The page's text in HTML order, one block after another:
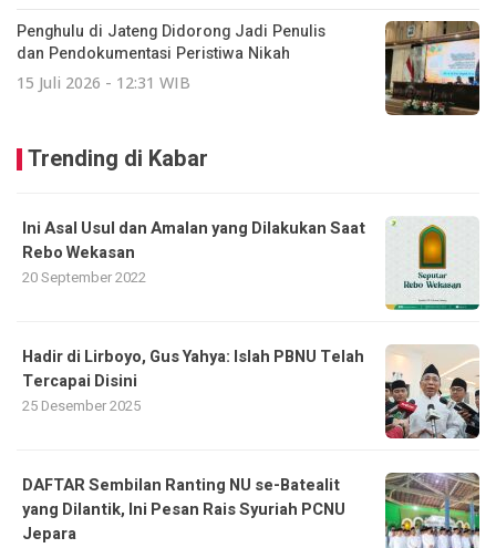
Penghulu di Jateng Didorong Jadi Penulis
dan Pendokumentasi Peristiwa Nikah
15 Juli 2026 - 12:31 WIB
Trending di Kabar
Ini Asal Usul dan Amalan yang Dilakukan Saat
Rebo Wekasan
20 September 2022
Hadir di Lirboyo, Gus Yahya: Islah PBNU Telah
Tercapai Disini
25 Desember 2025
DAFTAR Sembilan Ranting NU se-Batealit
yang Dilantik, Ini Pesan Rais Syuriah PCNU
Jepara